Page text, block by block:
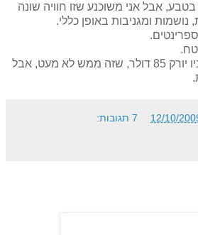
בטבע, אבל אני משוכנע שזו חוויה שונה
נושמות ומגניבות באופן כללי.
ולמי שבעניין, הן עולות בניו יורק 85 דולר, שזה ממש לא מעט, אבל
12/10/ 7 תגובות: